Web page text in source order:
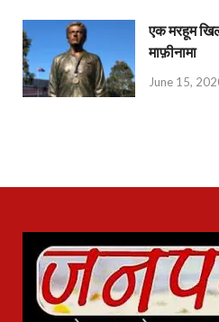
एक मरहूम
माफ़ीनामा
June 15,